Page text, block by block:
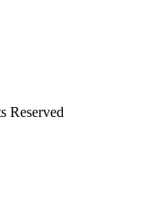
Reserved